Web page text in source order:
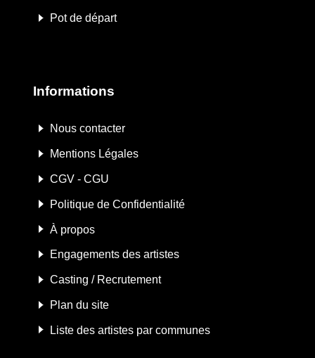
Pot de départ
Informations
Nous contacter
Mentions Légales
CGV - CGU
Politique de Confidentialité
À propos
Engagements des artistes
Casting / Recrutement
Plan du site
Liste des artistes par communes